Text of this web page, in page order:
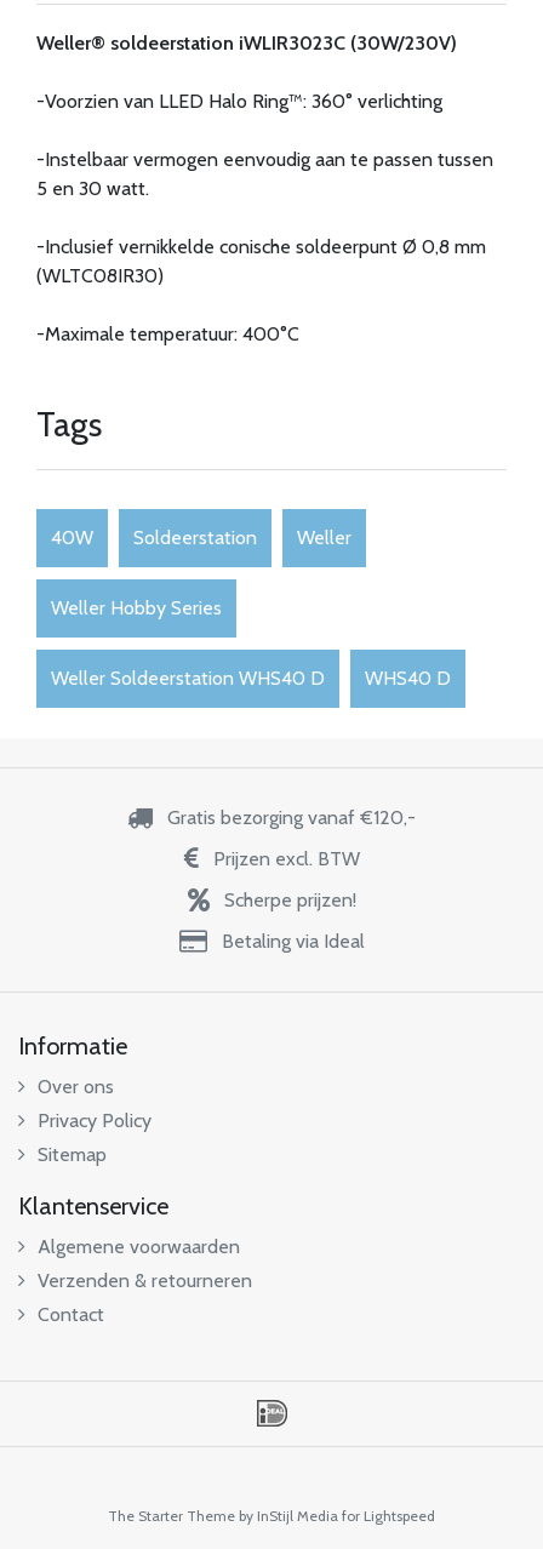
Weller® soldeerstation iWLIR3023C (30W/230V)
-Voorzien van LLED Halo Ring™: 360° verlichting
-Instelbaar vermogen eenvoudig aan te passen tussen
5 en 30 watt.
-Inclusief vernikkelde conische soldeerpunt Ø 0,8 mm
(WLTC08IR30)
-Maximale temperatuur: 400°C
Tags
40W Soldeerstation Weller
Weller Hobby Series
Weller Soldeerstation WHS40 D WHS40 D
Gratis bezorging vanaf €120,-
Prijzen excl. BTW
Scherpe prijzen!
Betaling via Ideal
Informatie
Over ons
Privacy Policy
Sitemap
Klantenservice
Algemene voorwaarden
Verzenden & retourneren
Contact
The Starter Theme by InStijl Media for Lightspeed